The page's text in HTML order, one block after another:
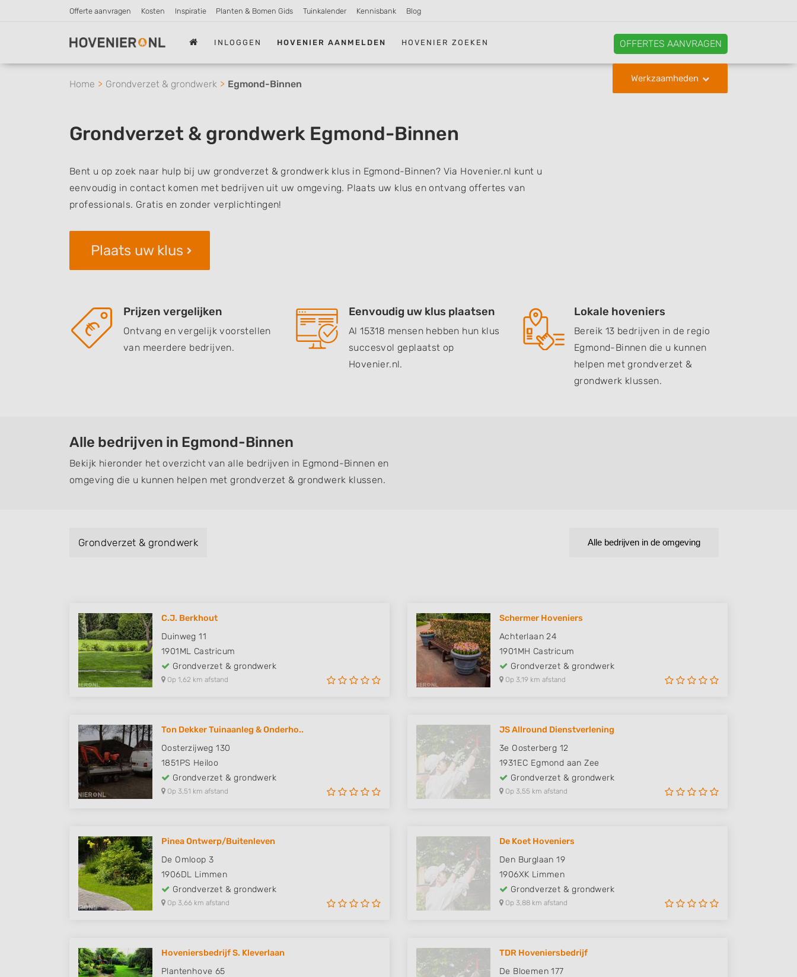
Offerte aanvragen Kosten Inspiratie Planten & Bomen Gids Tuinkalender Kennisbank Blog
INLOGGEN HOVENIER AANMELDEN HOVENIER ZOEKEN OFFERTES AANVRAGEN
Werkzaamheden
Home Grondverzet & grondwerk Egmond-Binnen
Grondverzet & grondwerk Egmond-Binnen
Bent u op zoek naar hulp bij uw grondverzet & grondwerk klus in Egmond-Binnen? Via Hovenier.nl kunt u
eenvoudig in contact komen met bedrijven uit uw omgeving. Plaats uw klus en ontvang offertes van
professionals. Gratis en zonder verplichtingen!
Plaats uw klus
Prijzen vergelijken
Ontvang en vergelijk voorstellen
van meerdere bedrijven.
Eenvoudig uw klus plaatsen
Al 15318 mensen hebben hun klus
succesvol geplaatst op
Hovenier.nl.
Lokale hoveniers
Bereik 13 bedrijven in de regio
Egmond-Binnen die u kunnen
helpen met grondverzet &
grondwerk klussen.
Alle bedrijven in Egmond-Binnen
Bekijk hieronder het overzicht van alle bedrijven in Egmond-Binnen en
omgeving die u kunnen helpen met grondverzet & grondwerk klussen.
Grondverzet & grondwerk Alle bedrijven in de omgeving
C.J. Berkhout
Duinweg 11
1901ML Castricum
Grondverzet & grondwerk
Op 1,62 km afstand
Schermer Hoveniers
Achterlaan 24
1901MH Castricum
Grondverzet & grondwerk
Op 3,19 km afstand
Ton Dekker Tuinaanleg & Onderho..
Oosterzijweg 130
1851PS Heiloo
Grondverzet & grondwerk
Op 3,51 km afstand
JS Allround Dienstverlening
3e Oosterberg 12
1931EC Egmond aan Zee
Grondverzet & grondwerk
Op 3,55 km afstand
Pinea Ontwerp/Buitenleven
De Omloop 3
1906DL Limmen
Grondverzet & grondwerk
Op 3,66 km afstand
De Koet Hoveniers
Den Burglaan 19
1906XK Limmen
Grondverzet & grondwerk
Op 3,88 km afstand
Hoveniersbedrijf S. Kleverlaan
Plantenhove 65
TDR Hoveniersbedrijf
De Bloemen 177